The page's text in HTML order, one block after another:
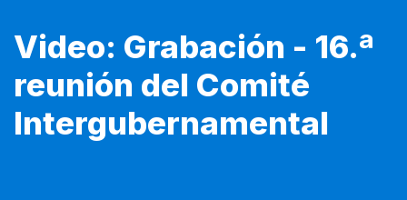
Video: Grabación - 16.ª
reunión del Comité
Intergubernamental